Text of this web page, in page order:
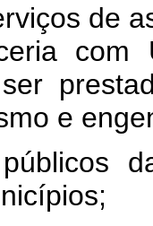
de
com
e